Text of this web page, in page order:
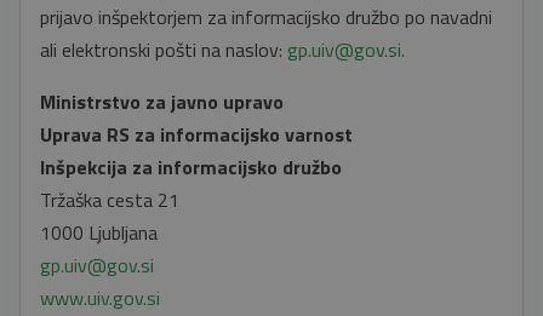
prijavo inšpektorjem za informacijsko družbo po navadni
ali elektronski pošti na naslov: gp.uiv@gov.si.
Ministrstvo za javno upravo
Uprava RS za informacijsko varnost
Inšpekcija za informacijsko družbo
Tržaška cesta 21
1000 Ljubljana
gp.uiv@gov.si
www.uiv.gov.si